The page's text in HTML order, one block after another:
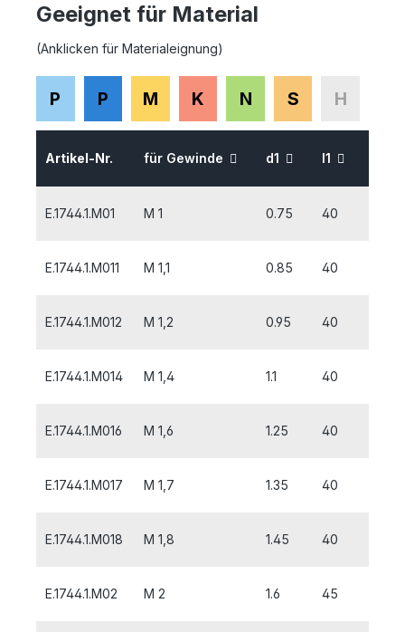
Geeignet für Material
(Anklicken für Materialeignung)
P P M K N S H
Artikel-Nr. für Gewinde d1 l1
E.1744.1.M01 M 1 0.75 40
E.1744.1.M011 M 1,1 0.85 40
E.1744.1.M012 M 1,2 0.95 40
E.1744.1.M014 M 1,4 1.1 40
E.1744.1.M016 M 1,6 1.25 40
E.1744.1.M017 M 1,7 1.35 40
E.1744.1.M018 M 1,8 1.45 40
E.1744.1.M02 M 2 1.6 45